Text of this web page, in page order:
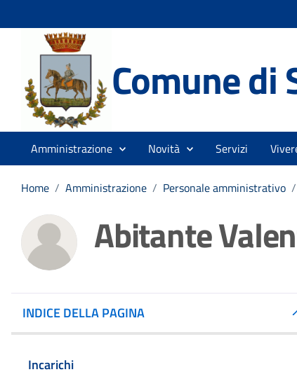
Comune di
Amministrazione Novità Servizi
Home / Amministrazione / Personale amministrativo /
Abitante
INDICE DELLA PAGINA
Incarichi